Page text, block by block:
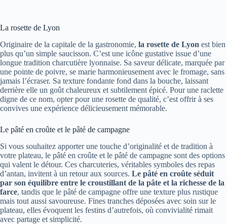
La rosette de Lyon
Originaire de la capitale de la gastronomie, la rosette de Lyon est bien
plus qu’un simple saucisson. C’est une icône gustative issue d’une
longue tradition charcutière lyonnaise. Sa saveur délicate, marquée par
une pointe de poivre, se marie harmonieusement avec le fromage, sans
jamais l’écraser. Sa texture fondante fond dans la bouche, laissant
derrière elle un goût chaleureux et subtilement épicé. Pour une raclette
digne de ce nom, opter pour une rosette de qualité, c’est offrir à ses
convives une expérience délicieusement mémorable.
Le pâté en croûte et le pâté de campagne
Si vous souhaitez apporter une touche d’originalité et de tradition à
votre plateau, le pâté en croûte et le pâté de campagne sont des options
qui valent le détour. Ces charcuteries, véritables symboles des repas
d’antan, invitent à un retour aux sources. Le pâté en croûte séduit
par son équilibre entre le croustillant de la pâte et la richesse de la
farce, tandis que le pâté de campagne offre une texture plus rustique
mais tout aussi savoureuse. Fines tranches déposées avec soin sur le
plateau, elles évoquent les festins d’autrefois, où convivialité rimait
avec partage et simplicité.